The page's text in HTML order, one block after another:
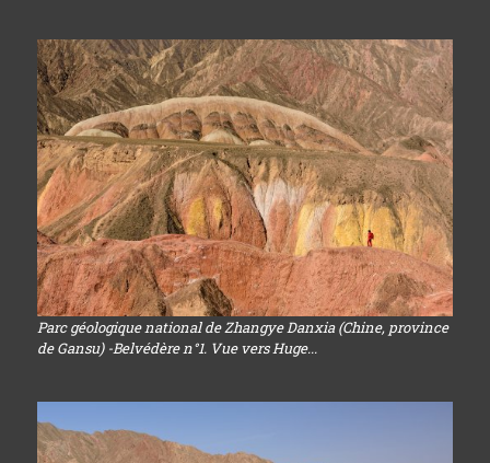
Parc géologique national de Zhangye Danxia (Chine, province
de Gansu) -Belvédère n°1. Vue vers Huge...